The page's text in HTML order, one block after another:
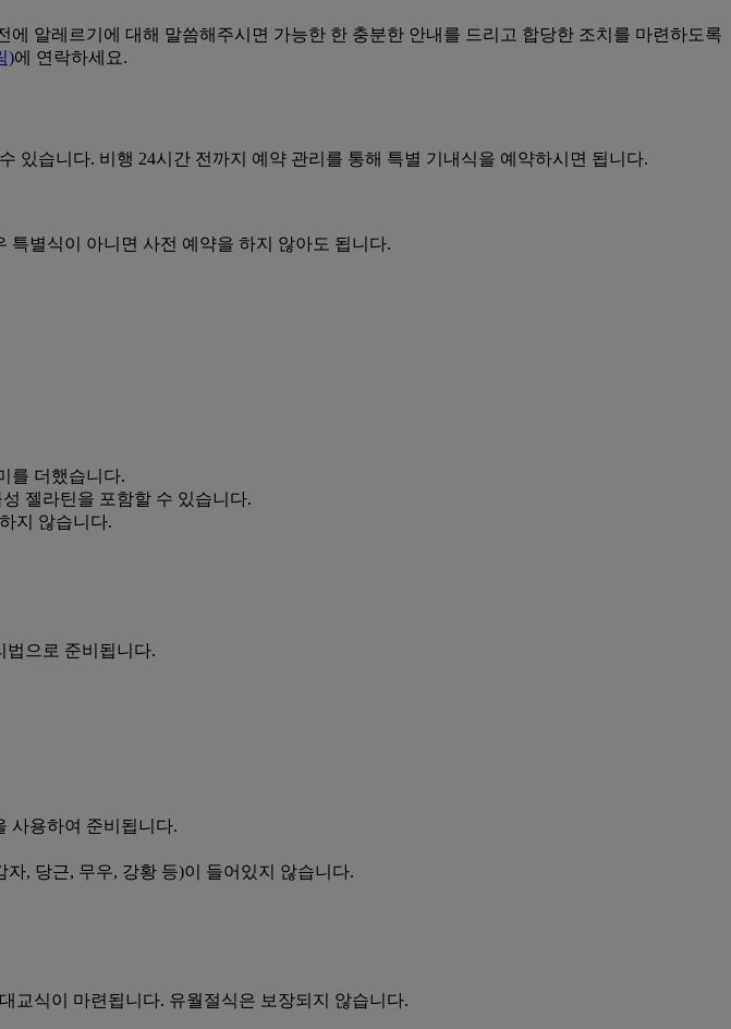
알레르기에 대해 말씀해주시면 가능한 한 충분한 안내를 드리고 합당한 조치를 마련하도록
)에 연락하세요.
있습니다. 비행 24시간 전까지 예약 관리를 통해 특별 기내식을 예약하시면 됩니다.
별식이 아니면 사전 예약을 하지 않아도 됩니다.
를 더했습니다.
젤라틴을 포함할 수 있습니다.
지 않습니다.
법으로 준비됩니다.
사용하여 준비됩니다.
, 당근, 무우, 강황 등)이 들어있지 않습니다.
교식이 마련됩니다. 유월절식은 보장되지 않습니다.